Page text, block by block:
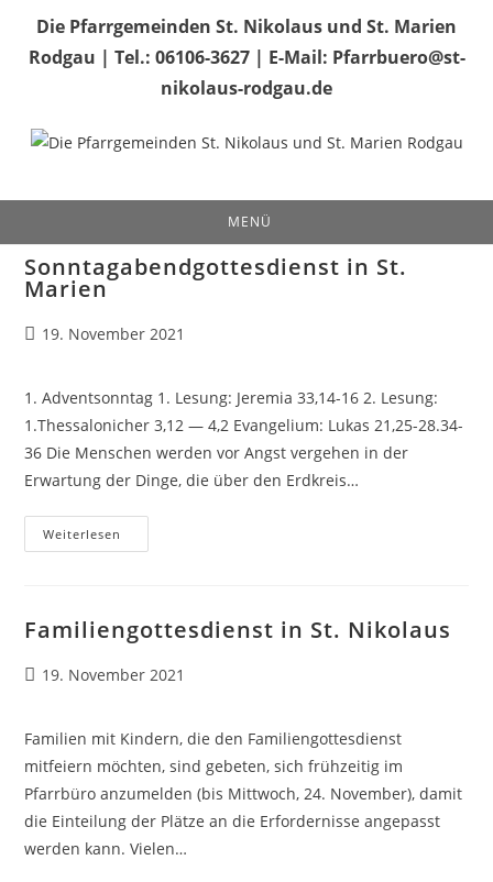
Inhalt
springen
Die Pfarrgemeinden St. Nikolaus und St. Marien
Rodgau | Tel.: 06106-3627 | E-Mail: Pfarrbuero@st-
nikolaus-rodgau.de
MENÜ
Sonntagabendgottesdienst in St.
Marien
Beitrag
19. November 2021
1. Adventsonntag 1. Lesung: Jeremia 33,14-16 2. Lesung:
1.Thessalonicher 3,12 — 4,2 Evangelium: Lukas 21,25-28.34-
36 Die Menschen werden vor Angst vergehen in der
Erwartung der Dinge, die über den Erdkreis…
Weiterlesen
In
Familiengottesdienst in St. Nikolaus
Beitrag
19. November 2021
Familien mit Kindern, die den Familiengottesdienst
mitfeiern möchten, sind gebeten, sich frühzeitig im
Pfarrbüro anzumelden (bis Mittwoch, 24. November), damit
die Einteilung der Plätze an die Erfordernisse angepasst
werden kann. Vielen…